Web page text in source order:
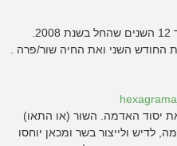
החודש השני ואת החיה שור/פרה .
יסוד האדמה. השור (או התאו)
ולייצור בשר ומכאן יוחסו